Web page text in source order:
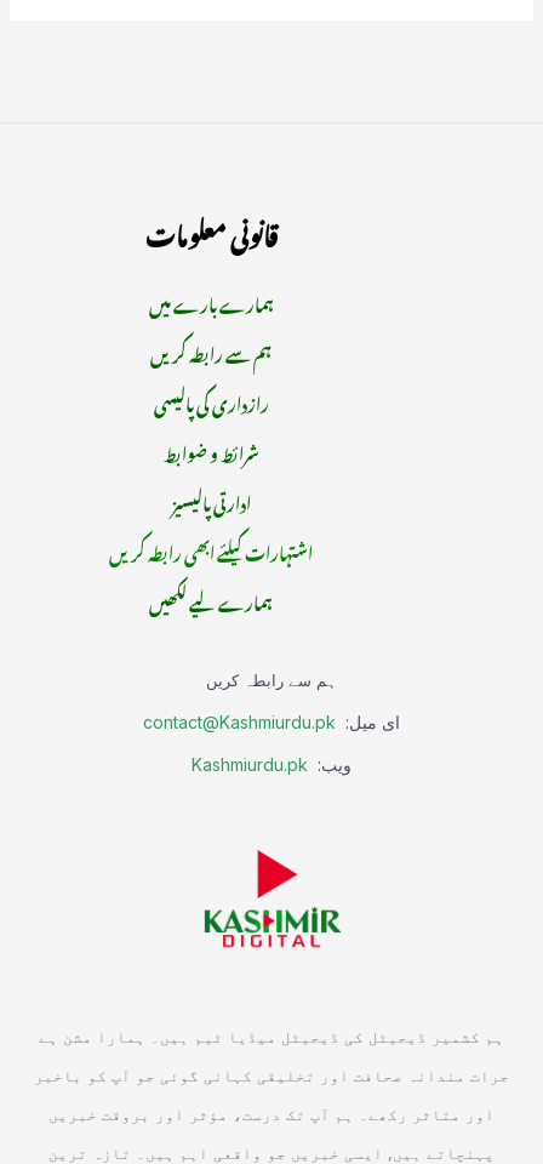
قانونی معلومات
ہمارے بارے میں
ہم سے رابطہ کریں
رازداری کی پالیسی
شرائط و ضوابط
ادارتی پالیسیز
اشتہارات کیلئے ابھی رابطہ کریں
ہمارے لیے لکھیں
ہم سے رابطہ کریں
ای میل: contact@Kashmiurdu.pk
ویب: Kashmiurdu.pk
ہم کشمیر ڈیجیٹل کی ڈیجیٹل میڈیا ٹیم ہیں۔ ہمارا مشن ہے
جرات مندانہ صحافت اور تخلیقی کہانی گوئی جو آپ کو باخبر
اور متاثر رکھے۔ ہم آپ تک درست، مؤثر اور بروقت خبریں
پہنچاتے ہیں, ایسی خبریں جو واقعی اہم ہیں۔ تازہ ترین